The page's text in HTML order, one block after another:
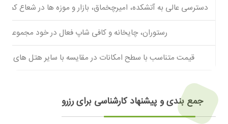
دسترسی عالی به آتشکده، امیرچخماق، بازار و موزه ها در شعاع کمتر از ۲
رستوران، چایخانه و کافی شاپ فعال در خود مجموعه
قیمت متناسب با سطح امکانات در مقایسه با سایر هتل های
جمع بندی و پیشنهاد کارشناسی برای رزرو